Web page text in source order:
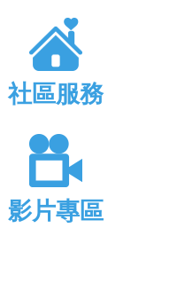
社區服務
影片專區